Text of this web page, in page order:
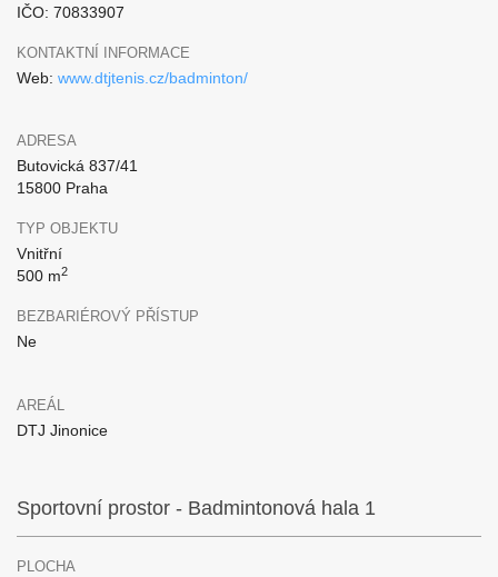
IČO: 70833907
KONTAKTNÍ INFORMACE
Web: www.dtjtenis.cz/badminton/
ADRESA
Butovická 837/41
15800 Praha
TYP OBJEKTU
Vnitřní
500 m2
BEZBARIÉROVÝ PŘÍSTUP
Ne
AREÁL
DTJ Jinonice
Sportovní prostor - Badmintonová hala 1
PLOCHA